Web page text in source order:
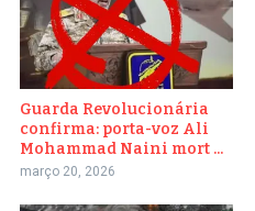
Guarda Revolucionária
confirma: porta-voz Ali
Mohammad Naini mort ...
março 20, 2026